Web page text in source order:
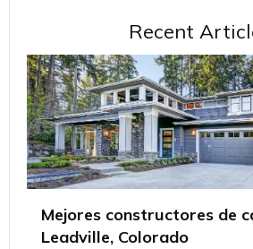
Recent
Mejores constructores de
Leadville, Colorado